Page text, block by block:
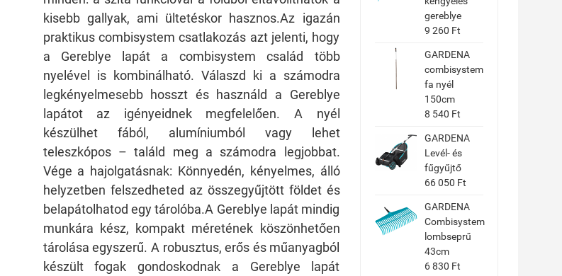
kisebb gallyak, ami ültetéskor hasznos.Az igazán
praktikus combisystem csatlakozás azt jelenti, hogy
a Gereblye lapát a combisystem család több
nyelével is kombinálható. Válaszd ki a számodra
legkényelmesebb hosszt és használd a Gereblye
lapátot az igényeidnek megfelelően. A nyél
készülhet fából, alumíniumból vagy lehet
teleszkópos – találd meg a számodra legjobbat.
Vége a hajolgatásnak: Könnyedén, kényelmes, álló
helyzetben felszedheted az összegyűjtött földet és
belapátolhatod egy tárolóba.A Gereblye lapát mindig
munkára kész, kompakt méretének köszönhetően
tárolása egyszerű. A robusztus, erős és műanyagból
készült fogak gondoskodnak a Gereblye lapát
gereblye
9 260 Ft
GARDENA
combisystem
fa nyél
150cm
8 540 Ft
GARDENA
Levél- és
fűgyűjtő
66 050 Ft
GARDENA
Combisystem
lombseprű
43cm
6 830 Ft